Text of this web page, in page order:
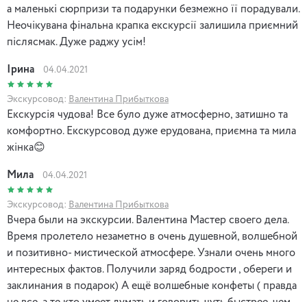
а маленькі сюрпризи та подарунки безмежно її порадували.
Неочікувана фінальна крапка екскурсії залишила приємний
післясмак. Дуже раджу усім!
Ірина 04.04.2021
Экскурсовод: Валентина Прибыткова
Екскурсія чудова! Все було дуже атмосферно, затишно та
комфортно. Екскурсовод дуже ерудована, приємна та мила
жінка😊
Мила 04.04.2021
Экскурсовод: Валентина Прибыткова
Вчера были на экскурсии. Валентина Мастер своего дела.
Время пролетело незаметно в очень душевной, волшебной
и позитивно- мистической атмосфере. Узнали очень много
интересных фактов. Получили заряд бодрости , обереги и
заклинания в подарок) А ещё волшебные конфеты ( правда